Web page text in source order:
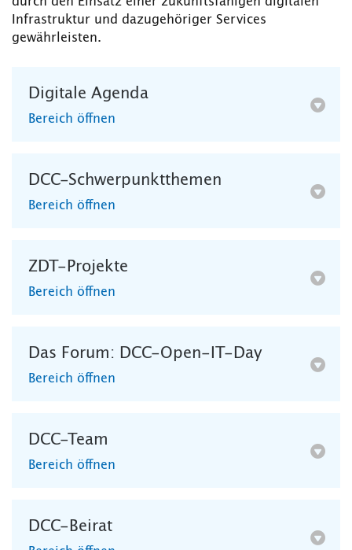
Infrastruktur und dazugehöriger Services
gewährleisten.
Digitale Agenda
Bereich öffnen
DCC-Schwerpunktthemen
Bereich öffnen
ZDT-Projekte
Bereich öffnen
Das Forum: DCC-Open-IT-Day
Bereich öffnen
DCC-Team
Bereich öffnen
DCC-Beirat